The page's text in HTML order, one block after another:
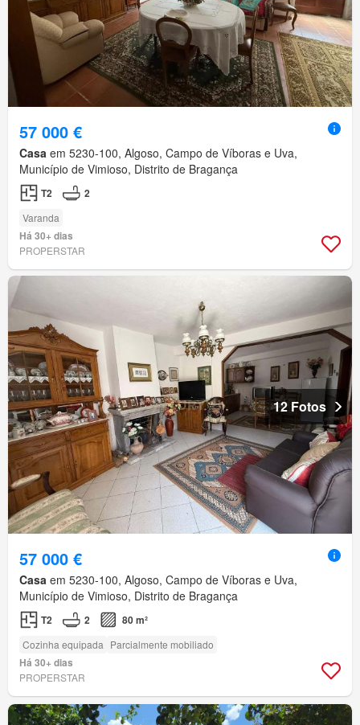
57 000 €
Casa em 5230-100, Algoso, Campo de Víboras e Uva,
Município de Vimioso, Distrito de Bragança
T2 2
Varanda
Há 30+ dias
PROPERSTAR
12 Fotos
57 000 €
Casa em 5230-100, Algoso, Campo de Víboras e Uva,
Município de Vimioso, Distrito de Bragança
T2 2 80 m²
Cozinha equipada Parcialmente mobiliado
Há 30+ dias
PROPERSTAR